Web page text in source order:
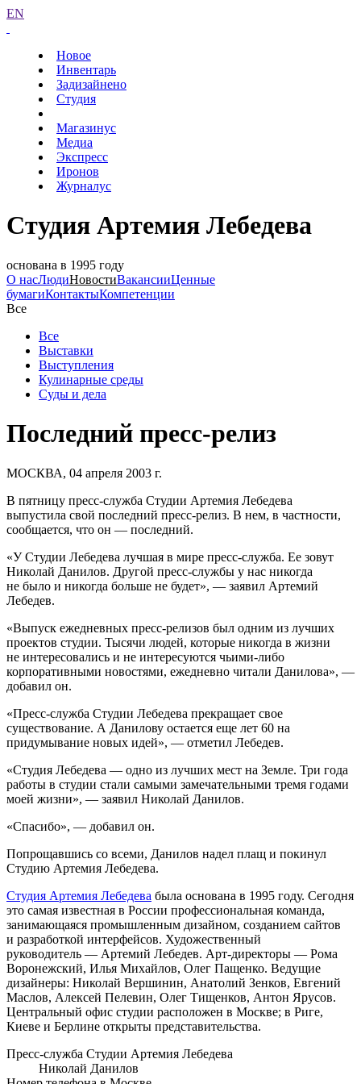
EN
Новое
Инвентарь
Задизайнено
Студия
Магазинус
Медиа
Экспресс
Иронов
Журналус
Студия Артемия Лебедева
основана в 1995 году
О насЛюдиНовостиВакансииЦенные
бумагиКонтактыКомпетенции
Все
Все
Выставки
Выступления
Кулинарные среды
Суды и дела
Последний пресс-релиз
МОСКВА, 04 апреля 2003 г.
В пятницу пресс-служба Студии Артемия Лебедева
выпустила свой последний пресс-релиз. В нем, в частности,
сообщается, что он — последний.
«У Студии Лебедева лучшая в мире пресс-служба. Ее зовут
Николай Данилов. Другой пресс-службы у нас никогда
не было и никогда больше не будет», — заявил Артемий
Лебедев.
«Выпуск ежедневных пресс-релизов был одним из лучших
проектов студии. Тысячи людей, которые никогда в жизни
не интересовались и не интересуются чьими-либо
корпоративными новостями, ежедневно читали Данилова», —
добавил он.
«Пресс-служба Студии Лебедева прекращает свое
существование. А Данилову остается еще лет 60 на
придумывание новых идей», — отметил Лебедев.
«Студия Лебедева — одно из лучших мест на Земле. Три года
работы в студии стали самыми замечательными тремя годами
моей жизни», — заявил Николай Данилов.
«Спасибо», — добавил он.
Попрощавшись со всеми, Данилов надел плащ и покинул
Студию Артемия Лебедева.
Студия Артемия Лебедева была основана в 1995 году. Сегодня
это самая известная в России профессиональная команда,
занимающаяся промышленным дизайном, созданием сайтов
и разработкой интерфейсов. Художественный
руководитель — Артемий Лебедев. Арт-директоры — Рома
Воронежский, Илья Михайлов, Олег Пащенко. Ведущие
дизайнеры: Николай Вершинин, Анатолий Зенков, Евгений
Маслов, Алексей Пелевин, Олег Тищенков, Антон Ярусов.
Центральный офис студии расположен в Москве; в Риге,
Киеве и Берлине открыты представительства.
Пресс-служба Студии Артемия Лебедева
Николай Данилов